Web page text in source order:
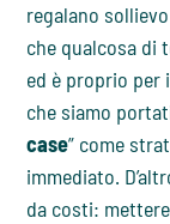
regalano
che qualcosa di
ed è proprio per
che siamo
case” come
immediato.
da costi: